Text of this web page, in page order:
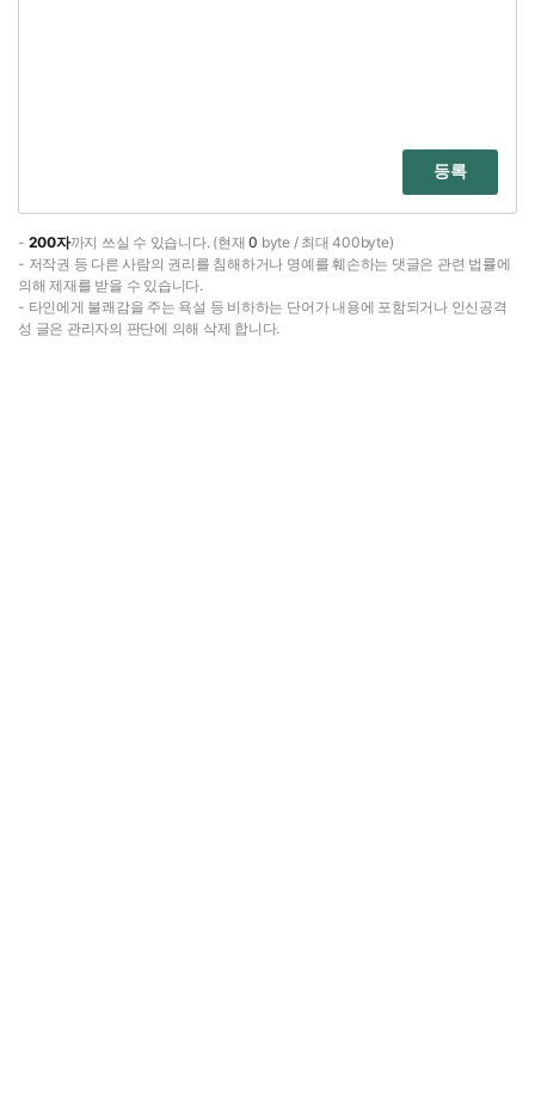
등록
- 200자까지 쓰실 수 있습니다. (현재0 byte / 최대 400byte)
- 저작권 등 다른 사람의 권리를 침해하거나 명예를 훼손하는 댓글은 관련 법률에
의해 제재를 받을 수 있습니다.
- 타인에게 불쾌감을 주는 욕설 등 비하하는 단어가 내용에 포함되거나 인신공격
성 글은 관리자의 판단에 의해 삭제 합니다.